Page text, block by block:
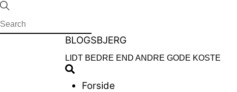
Skip
to
content
Menu
BLOGSBJERG
LIDT BEDRE END ANDRE GODE KOSTE
Search
Forside